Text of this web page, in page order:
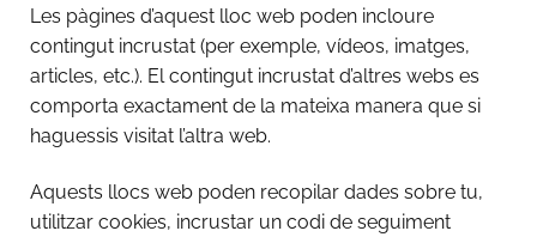
Les pàgines d’aquest lloc web poden incloure
contingut incrustat (per exemple, vídeos, imatges,
articles, etc.). El contingut incrustat d’altres webs es
comporta exactament de la mateixa manera que si
haguessis visitat l’altra web.
Aquests llocs web poden recopilar dades sobre tu,
utilitzar cookies, incrustar un codi de seguiment